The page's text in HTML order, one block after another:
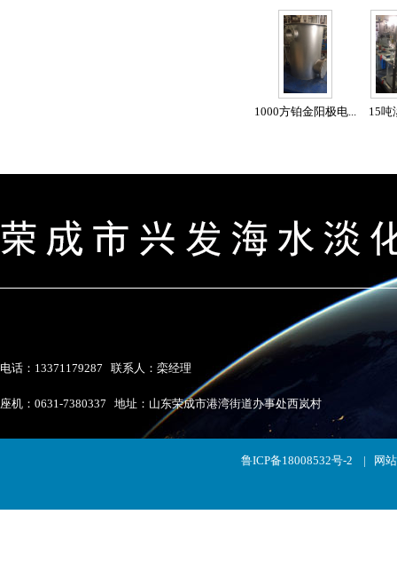
1000方铂金阳极电... 15吨
电话：13371179287 联系人：栾经理
座机：0631-7380337 地址：山东荣成市港湾街道办事处西岚村
鲁ICP备18008532号-2 | 网